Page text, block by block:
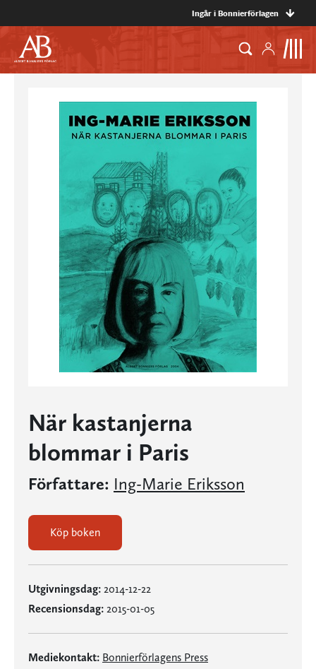
Ingår i Bonnierförlagen
När kastanjerna
blommar i Paris
Författare: Ing-Marie Eriksson
Köp boken
Utgivningsdag: 2014-12-22
Recensionsdag: 2015-01-05
Mediekontakt: Bonnierförlagens Press